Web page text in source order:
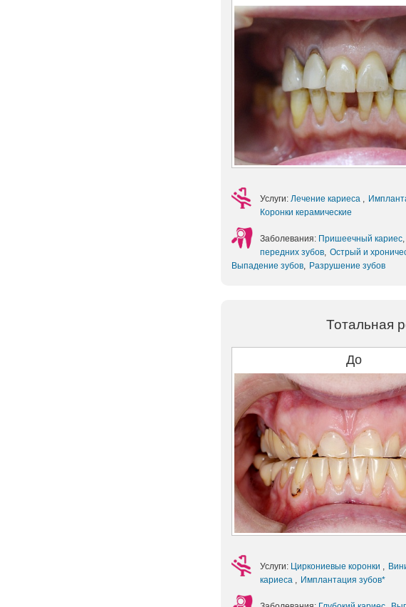
Услуги: Лечение кариеса ,
Коронки керамические
Заболевания: Пришеечный кариес,
передних зубов, Острый и
Выпадение зубов, Разрушение зубов
Тотальная
До
Услуги: Циркониевые коронки ,
кариеса , Имплантация зубов*